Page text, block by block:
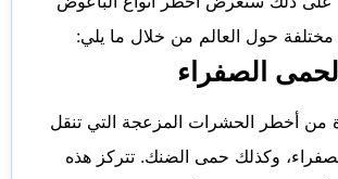
حول العالم من خلال ما يلي:
من أخطر الحشرات المزعجة التي تنقل
وكذلك حمى الضنك. تتركز هذه